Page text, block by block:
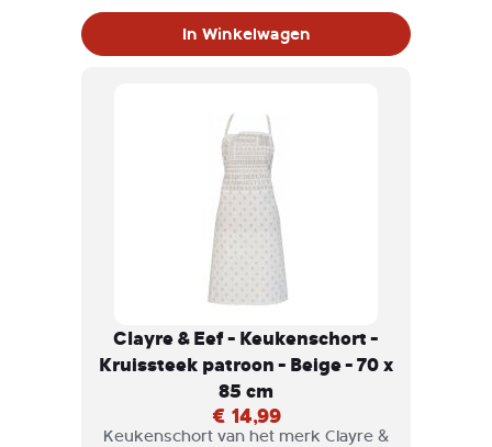
Een grappig keukenschort van
In Winkelwagen
Clayre & Eef - Keukenschort -
Kruissteek patroon - Beige - 70 x
85 cm
€ 14,99
Keukenschort van het merk Clayre &